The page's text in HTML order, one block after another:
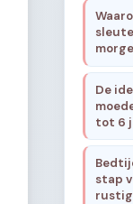
De
tot 6
stap